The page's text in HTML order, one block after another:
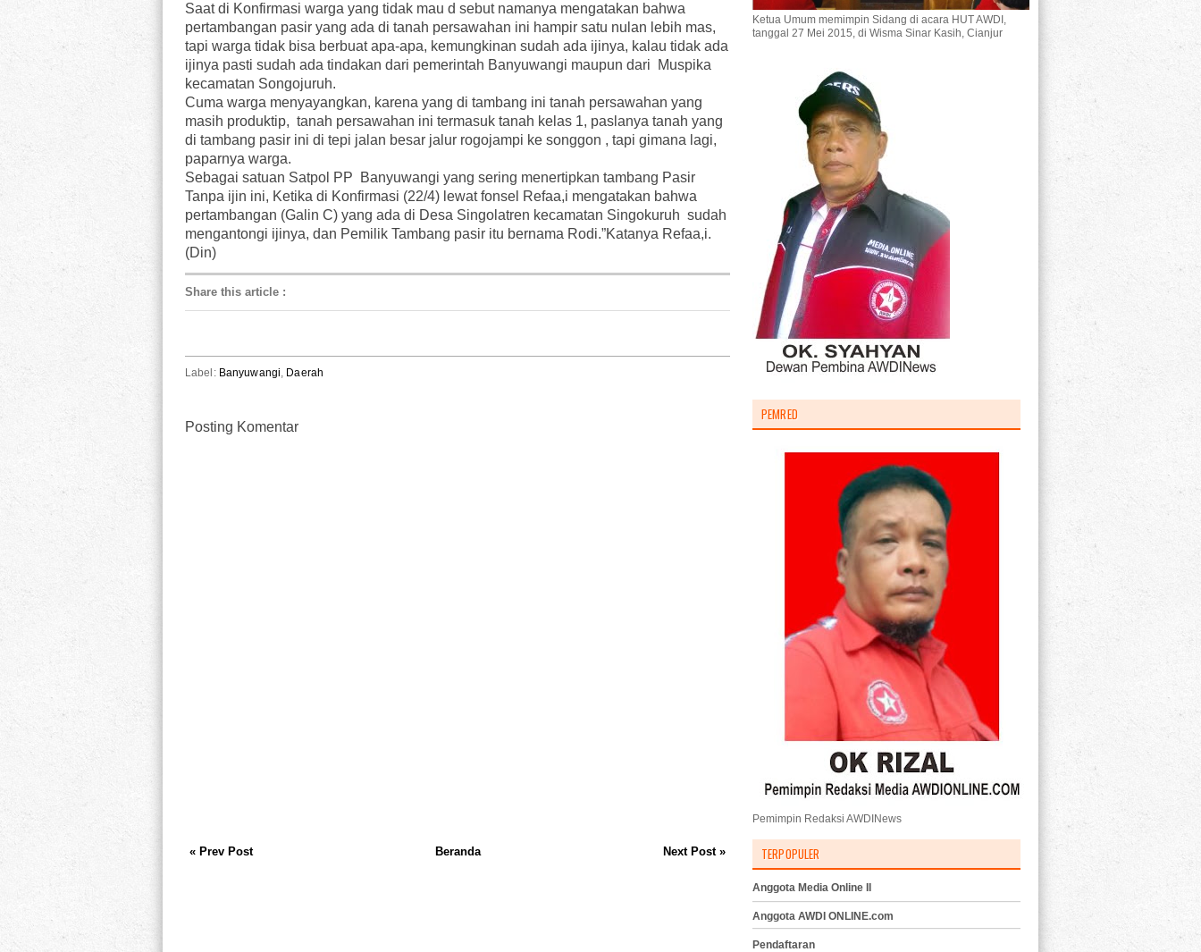
Saat di Konfirmasi warga yang tidak mau d sebut namanya mengatakan bahwa
pertambangan pasir yang ada di tanah persawahan ini hampir satu nulan lebih mas,
tapi warga tidak bisa berbuat apa-apa, kemungkinan sudah ada ijinya, kalau tidak ada
ijinya pasti sudah ada tindakan dari pemerintah Banyuwangi maupun dari Muspika
kecamatan Songojuruh.
Cuma warga menyayangkan, karena yang di tambang ini tanah persawahan yang
masih produktip, tanah persawahan ini termasuk tanah kelas 1, paslanya tanah yang
di tambang pasir ini di tepi jalan besar jalur rogojampi ke songgon , tapi gimana lagi,
paparnya warga.
Sebagai satuan Satpol PP Banyuwangi yang sering menertipkan tambang Pasir
Tanpa ijin ini, Ketika di Konfirmasi (22/4) lewat fonsel Refaa,i mengatakan bahwa
pertambangan (Galin C) yang ada di Desa Singolatren kecamatan Singokuruh sudah
mengantongi ijinya, dan Pemilik Tambang pasir itu bernama Rodi.”Katanya Refaa,i.
(Din)
Share this article :
Label: Banyuwangi, Daerah
Posting Komentar
« Prev Post Next Post »
Beranda
Ketua Umum memimpin Sidang di acara HUT AWDI,
tanggal 27 Mei 2015, di Wisma Sinar Kasih, Cianjur
PEMRED
Pemimpin Redaksi AWDINews
TERPOPULER
Anggota Media Online II
Anggota AWDI ONLINE.com
Pendaftaran